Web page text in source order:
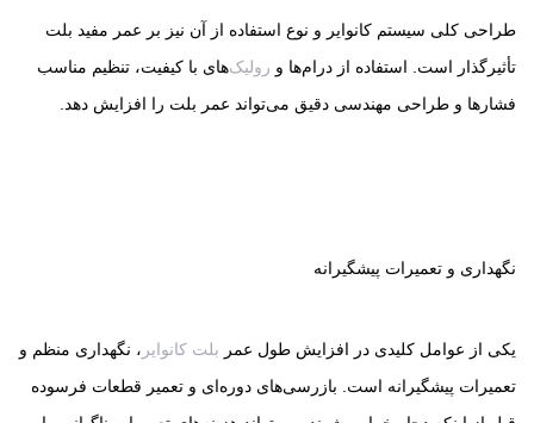
طراحی کلی سیستم کانوایر و نوع استفاده از آن نیز بر عمر مفید بلت
تأثیرگذار است. استفاده از درام‌ها و رولیک‌های با کیفیت، تنظیم مناسب
فشارها و طراحی مهندسی دقیق می‌تواند عمر بلت را افزایش دهد.
نگهداری و تعمیرات پیشگیرانه
یکی از عوامل کلیدی در افزایش طول عمر بلت کانوایر ، نگهداری منظم و
تعمیرات پیشگیرانه است. بازرسی‌های دوره‌ای و تعمیر قطعات فرسوده